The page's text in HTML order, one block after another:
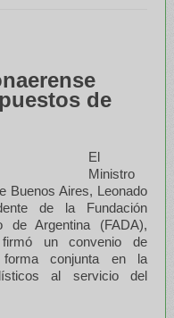
de
El
Ministro
Buenos Aires, Leonado
de la Fundación
de Argentina (FADA),
un convenio de
conjunta en la
al servicio del